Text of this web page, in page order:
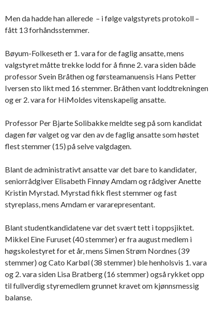
Men da hadde han allerede – i følge valgstyrets protokoll –
fått 13 forhåndsstemmer.
Bøyum-Folkeseth er 1. vara for de faglig ansatte, mens
valgstyret måtte trekke lodd for å finne 2. vara siden både
professor Svein Bråthen og førsteamanuensis Hans Petter
Iversen sto likt med 16 stemmer. Bråthen vant loddtrekningen
og er 2. vara for HiMoldes vitenskapelig ansatte.
Professor Per Bjarte Solibakke meldte seg på som kandidat
dagen før valget og var den av de faglig ansatte som høstet
flest stemmer (15) på selve valgdagen.
Blant de administrativt ansatte var det bare to kandidater,
seniorrådgiver Elisabeth Finnøy Amdam og rådgiver Anette
Kristin Myrstad. Myrstad fikk flest stemmer og fast
styreplass, mens Amdam er vararepresentant.
Blant studentkandidatene var det svært tett i toppsjiktet.
Mikkel Eine Furuset (40 stemmer) er fra august medlem i
høgskolestyret for et år, mens Simen Strøm Nordnes (39
stemmer) og Cato Karbøl (38 stemmer) ble henholsvis 1. vara
og 2. vara siden Lisa Bratberg (16 stemmer) også rykket opp
til fullverdig styremedlem grunnet kravet om kjønnsmessig
balanse.